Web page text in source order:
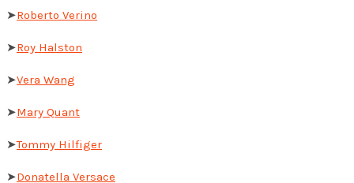
➤Roberto Verino
➤Roy Halston
➤Vera Wang
➤Mary Quant
➤Tommy Hilfiger
➤Donatella Versace